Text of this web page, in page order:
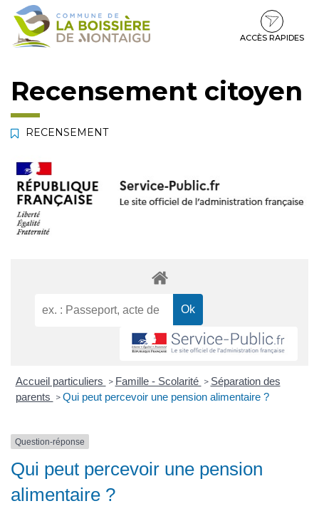
Gestion des traceurs
Aller
Aller
contenu
Aller
pied
ACCÈS RAPIDES
Recensement citoyen
RECENSEMENT
Accueil particuliers > Famille - Scolarité > Séparation des
parents > Qui peut percevoir une pension alimentaire ?
Question-réponse
Qui peut percevoir une pension
alimentaire ?